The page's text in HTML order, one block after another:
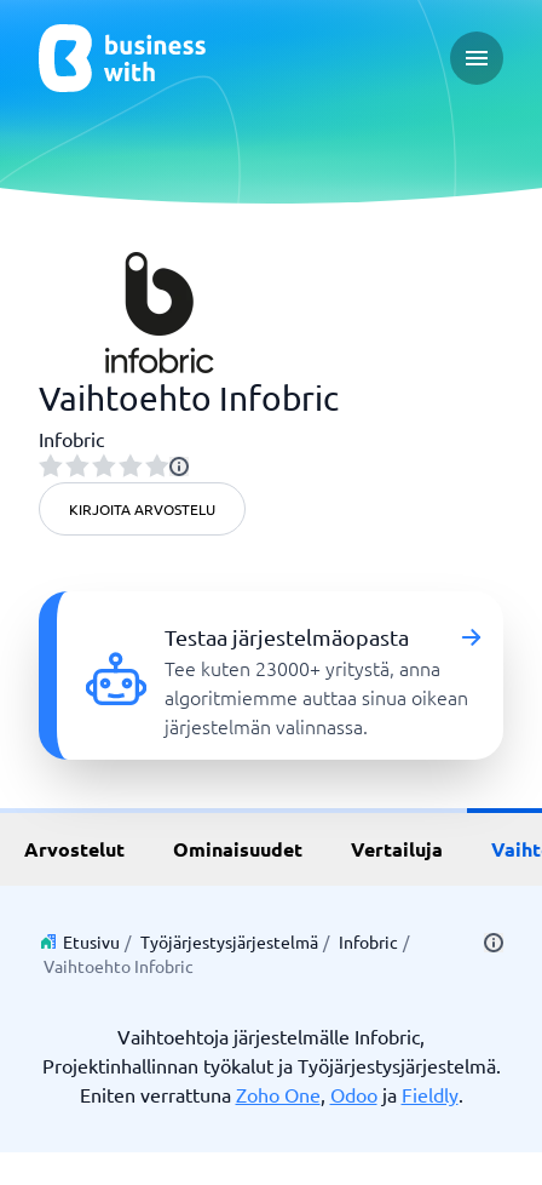
Open
Vaihtoehto Infobric
Infobric
KIRJOITA ARVOSTELU
Testaa järjestelmäopasta
Tee kuten 23000+ yritystä, anna
algoritmiemme auttaa sinua oikean
järjestelmän valinnassa.
Arvostelut Ominaisuudet Vertailuja
Etusivu / Työjärjestysjärjestelmä / Infobric /
Vaihtoehto Infobric
Vaihtoehtoja järjestelmälle Infobric,
Projektinhallinnan työkalut ja Työjärjestysjärjestelmä.
Eniten verrattuna Zoho One, Odooja Fieldly.